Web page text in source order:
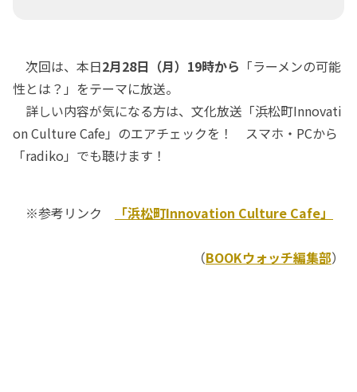
次回は、本日2月28日（月）19時から 「ラーメンの可能
性とは？」をテーマに放送。
詳しい内容が気になる方は、文化放送「浜松町Innovati
on Culture Cafe」のエアチェックを！ スマホ・PCから
「radiko」でも聴けます！
※参考リンク 「浜松町Innovation Culture Cafe」
（BOOKウォッチ編集部）